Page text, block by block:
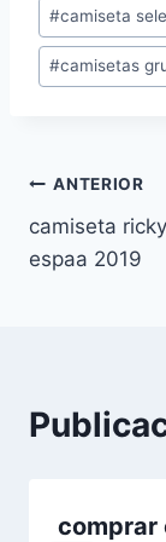
la
entrada:
#camiseta
#camisetas
de
ANTERIOR
camiseta
espaa 2019
comprar